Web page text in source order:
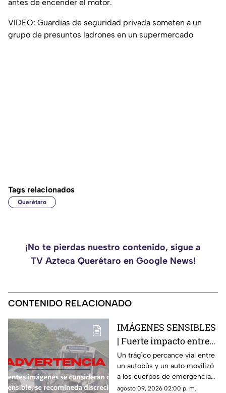
antes de encender el motor.
VIDEO: Guardias de seguridad privada someten a un
grupo de presuntos ladrones en un supermercado
Tags relacionados
Querétaro
¡No te pierdas nuestro contenido, sigue a
TV Azteca Querétaro en Google News!
CONTENIDO RELACIONADO
IMÁGENES SENSIBLES
| Fuerte impacto entre
autobús y vehículo deja
saldo fatal y nueve
heridos
Un trág1co percance vial entre
un autobús y un auto movilizó
a los cuerpos de emergencia
en Morelos
agosto 09, 2026 02:00 p. m.